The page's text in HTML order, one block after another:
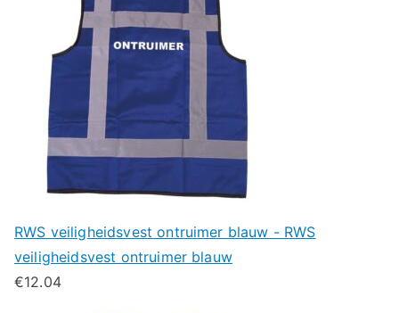
RWS veiligheidsvest ontruimer blauw - RWS
veiligheidsvest ontruimer blauw
€12.04